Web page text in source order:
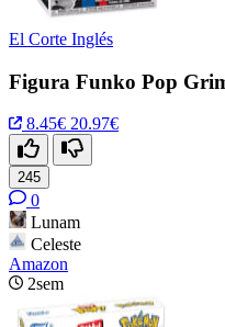
El Corte Inglés
Figura Funko Pop
8.45€ 20.97€
245
0
Lunam
Celeste
Amazon
2sem